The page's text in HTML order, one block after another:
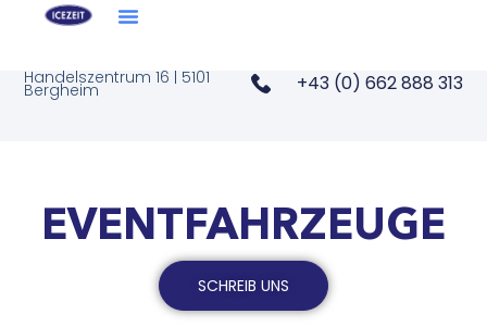
Handelszentrum 16 | 5101
Bergheim +43 (0) 662 888 313
EVENTFAHRZEUGE
SCHREIB UNS